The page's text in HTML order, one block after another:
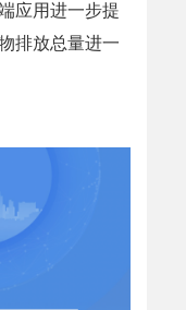
应用进一步提
排放总量进一